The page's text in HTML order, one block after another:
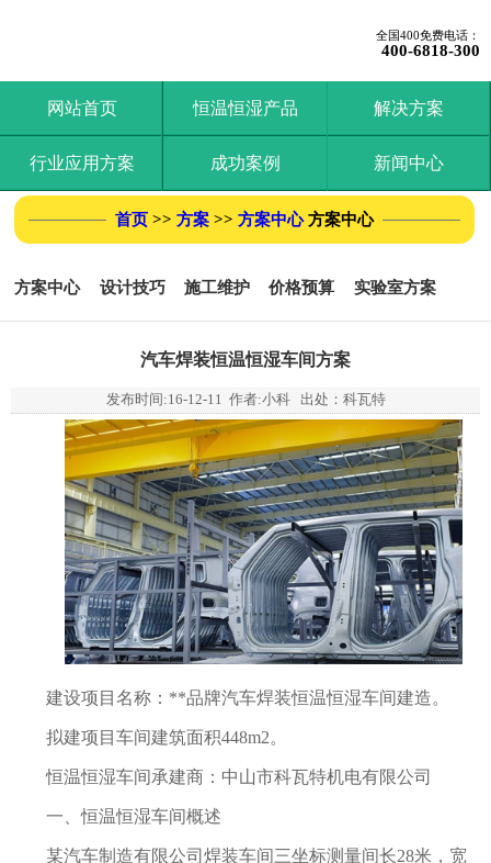
全国400免费电话：
400-6818-300
网站首页 恒温恒湿产品 解决方案
行业应用方案 成功案例 新闻中心
首页>> 方案>> 方案中心 方案中心
方案中心 设计技巧 施工维护 价格预算 实验室方案
汽车焊装恒温恒湿车间方案
发布时间:16-12-11 作者:小科 出处：科瓦特
建设项目名称：**品牌汽车焊装恒温恒湿车间建造。
拟建项目车间建筑面积448m2。
恒温恒湿车间承建商：中山市科瓦特机电有限公司
一、恒温恒湿车间概述
某汽车制造有限公司焊装车间三坐标测量间长28米，宽